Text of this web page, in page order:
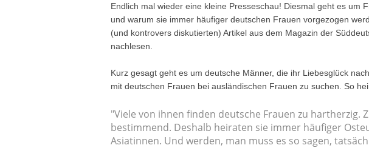
Endlich mal wieder eine kleine Presseschau! Diesmal geht es um
und warum sie immer häufiger deutschen Frauen vorgezogen
(und kontrovers diskutierten) Artikel aus dem Magazin der
nachlesen.
Kurz gesagt geht es um deutsche Männer, die ihr Liebesglück
mit deutschen Frauen bei ausländischen Frauen zu suchen. So
"Viele von ihnen finden deutsche Frauen zu hartherzig.
bestimmend. Deshalb heiraten sie immer häufiger
Asiatinnen. Und werden, man muss es so sagen,